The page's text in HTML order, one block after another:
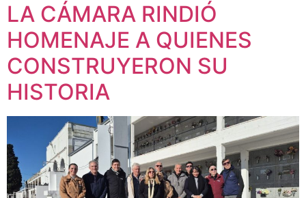
LA CÁMARA RINDIÓ
HOMENAJE A QUIENES
CONSTRUYERON SU
HISTORIA